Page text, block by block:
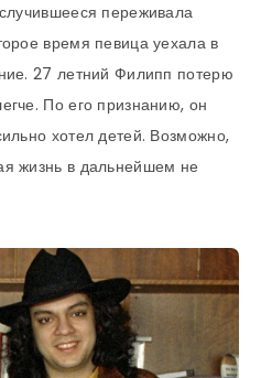
переживала
время певица уехала в
27 летний Филипп потерю
По его признанию, он
хотел детей. Возможно,
жизнь в дальнейшем не